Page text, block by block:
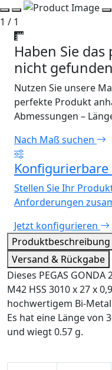
1 / 1
Haben Sie
nicht
Nutzen Sie unsere
perfekte Produkt
Abmessungen –
Nach Maß suchen
Stellen Sie Ihr
Anforderungen
Jetzt konfigurieren
Produktbeschreibung
Versand & Rückgabe
Dieses PEGAS
M42 HSS 3010 x 27 x
hochwertigem Bi-
Es hat eine Länge von
und wiegt 0.57 g.